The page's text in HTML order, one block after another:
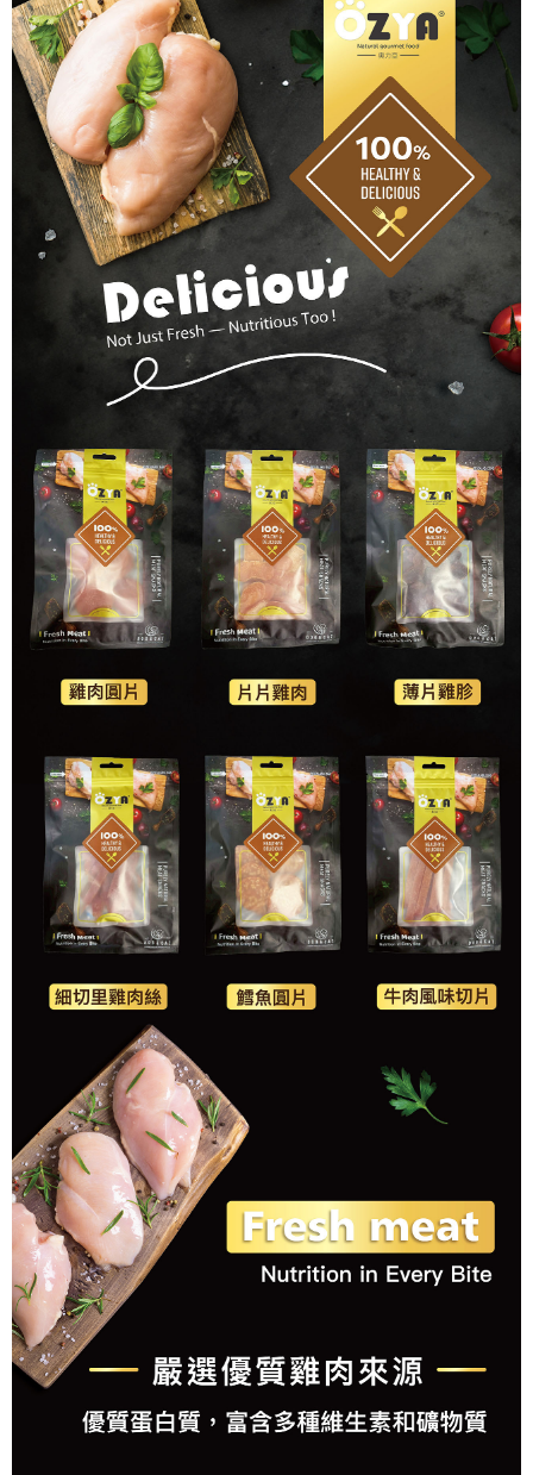
每筆NT$60，滿NT$1,000(含以上)免運費
付款後全家取貨
每筆NT$60，滿NT$1,000(含以上)免運費
7-11取貨付款
每筆NT$60，滿NT$1,000(含以上)免運費
付款後7-11取貨
每筆NT$60，滿NT$1,000(含以上)免運費
每筆NT$90，滿NT$1,500(含以上)免運費
離島宅配(澎湖、金門、小琉球、綠島、馬祖、蘭嶼)
每筆NT$125，滿NT$2,000(含以上)免運費